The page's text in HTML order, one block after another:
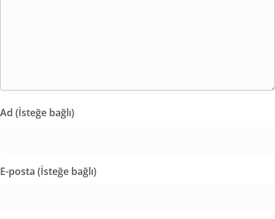
Ad (İsteğe bağlı)
E-posta (İsteğe bağlı)